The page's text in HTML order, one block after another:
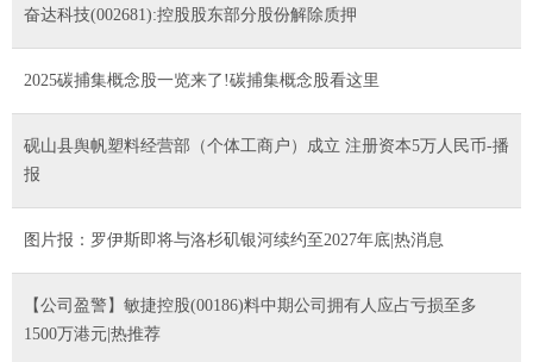
奋达科技(002681):控股股东部分股份解除质押
2025碳捕集概念股一览来了!碳捕集概念股看这里
砚山县舆帆塑料经营部（个体工商户）成立 注册资本5万人民币-播
报
图片报：罗伊斯即将与洛杉矶银河续约至2027年底|热消息
【公司盈警】敏捷控股(00186)料中期公司拥有人应占亏损至多
1500万港元|热推荐